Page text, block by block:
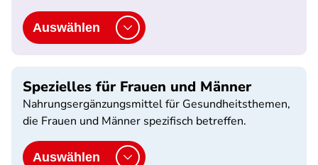
Auswählen
Spezielles für Frauen und Männer
Nahrungsergänzungsmittel für Gesundheitsthemen,
die Frauen und Männer spezifisch betreffen.
Auswählen